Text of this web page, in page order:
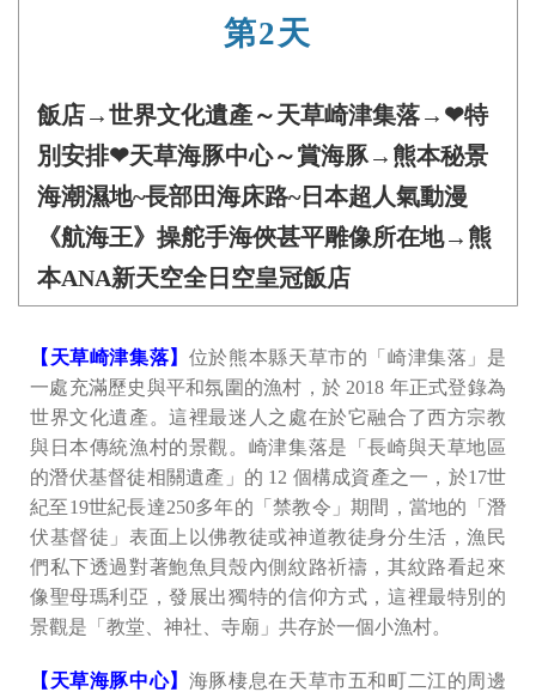
第2天
飯店→世界文化遺產～天草崎津集落→❤特
別安排❤天草海豚中心～賞海豚→熊本秘景
海潮濕地~長部田海床路~日本超人氣動漫
《航海王》操舵手海俠甚平雕像所在地→熊
本ANA新天空全日空皇冠飯店
【天草崎津集落】 位於熊本縣天草市的「崎津集落」是
一處充滿歷史與平和氛圍的漁村，於 2018 年正式登錄為
世界文化遺產。這裡最迷人之處在於它融合了西方宗教
與日本傳統漁村的景觀。崎津集落是「長崎與天草地區
的潛伏基督徒相關遺產」的 12 個構成資產之一，於17世
紀至19世紀長達250多年的「禁教令」期間，當地的「潛
伏基督徒」表面上以佛教徒或神道教徒身分生活，漁民
們私下透過對著鮑魚貝殼內側紋路祈禱，其紋路看起來
像聖母瑪利亞，發展出獨特的信仰方式，這裡最特別的
景觀是「教堂、神社、寺廟」共存於一個小漁村。
【天草海豚中心】 海豚棲息在天草市五和町二江的周邊